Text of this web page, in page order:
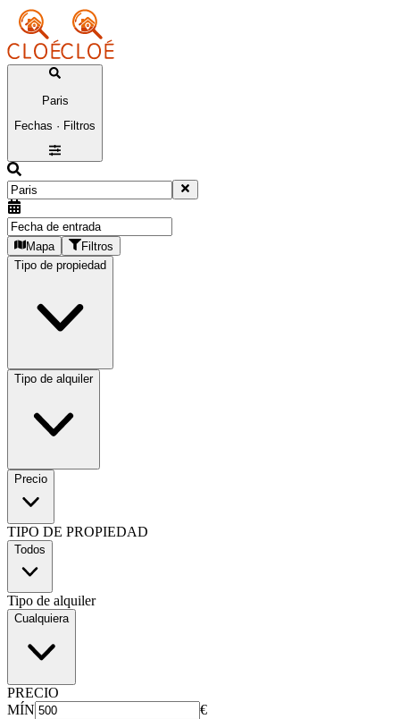
Paris
Fechas · Filtros
Mapa
Filtros
Tipo de propiedad
Tipo de alquiler
Precio
TIPO DE PROPIEDAD
Todos
Tipo de alquiler
Cualquiera
PRECIO
MÍN
€